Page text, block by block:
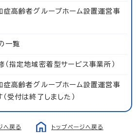
高齢者グループホーム設置運営事
一覧
指定地域密着型サービス事業所）
高齢者グループホーム設置運営事
受付は終了しました）
へ戻る トップページへ戻る